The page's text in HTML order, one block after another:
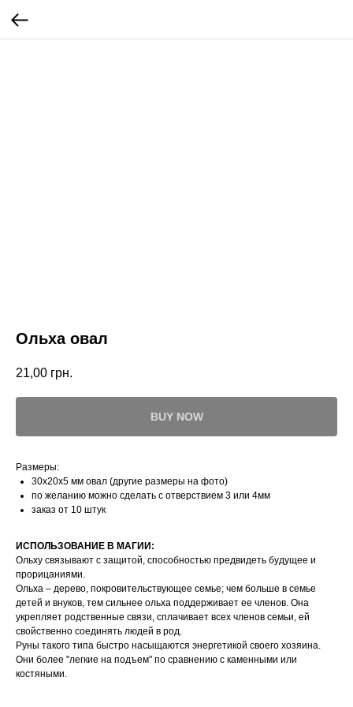
Ольха овал
21,00 грн.
BUY NOW
Размеры:
30х20х5 мм овал (другие размеры на фото)
по желанию можно сделать с отверствием 3 или 4мм
заказ от 10 штук
ИСПОЛЬЗОВАНИЕ В МАГИИ:
Ольху связывают с защитой, способностью предвидеть будущее и
прорицаниями.
Ольха – дерево, покровительствующее семье; чем больше в семье
детей и внуков, тем сильнее ольха поддерживает ее членов. Она
укрепляет родственные связи, сплачивает всех членов семьи, ей
свойственно соединять людей в род.
Руны такого типа быстро насыщаются энергетикой своего хозяина.
Они более "легкие на подъем" по сравнению с каменными или
костяными.